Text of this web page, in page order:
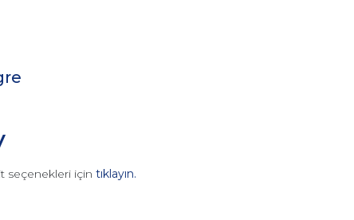
seçenekleri için tıklayın.